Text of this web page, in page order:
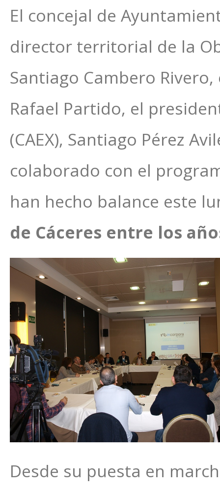
El concejal de
director territorial de la
Santiago Cambero
Rafael Partido, el
(CAEX), Santiago Pérez
colaborado con el
han hecho balance este
de Cáceres entre los
Desde su puesta en